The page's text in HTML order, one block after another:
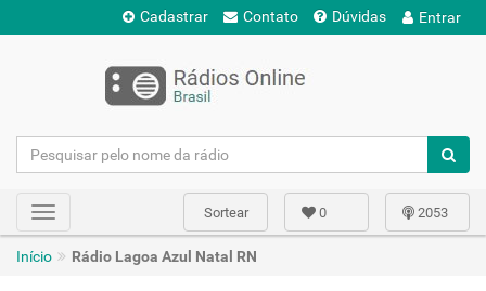
Cadastrar Contato Dúvidas Entrar
Toggle
navigation
2053
0
Sortear
Início Rádio Lagoa Azul Natal RN